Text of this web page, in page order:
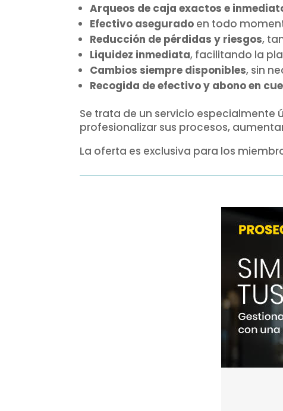
Arqueos de caja exactos e
Efectivo asegurado en todo
Reducción de pérdidas y riesgos,
Liquidez inmediata, facilitando la
Cambios siempre disponibles, sin
Recogida de efectivo y abono en
Se trata de un servicio
profesionalizar sus procesos,
La oferta es exclusiva para los